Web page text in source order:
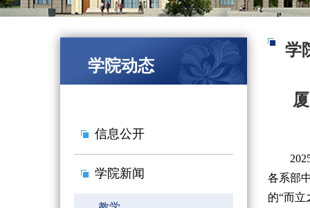
学院动态
信息公开
学院新闻
学
各系部
的“而立